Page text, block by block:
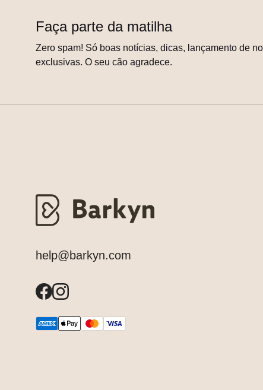
Faça parte da matilha
Zero spam! Só boas notícias, dicas, lançamento de
exclusivas. O seu cão agradece.
help@barkyn.com